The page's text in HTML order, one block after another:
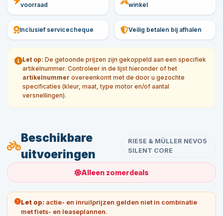
voorraad
winkel
Inclusief servicecheque Veilig betalen bij afhalen
Let op: De getoonde prijzen zijn gekoppeld aan een specifiek
artikelnummer. Controleer in de lijst hieronder of het
artikelnummer overeenkomt met de door u gezochte
specificaties (kleur, maat, type motor en/of aantal
versnellingen).
Beschikbare
uitvoeringen
RIESE & MÜLLER NEVO5
SILENT CORE
Alleen zomerdeals
Let op: actie- en inruilprijzen gelden niet in combinatie
met fiets- en leaseplannen.